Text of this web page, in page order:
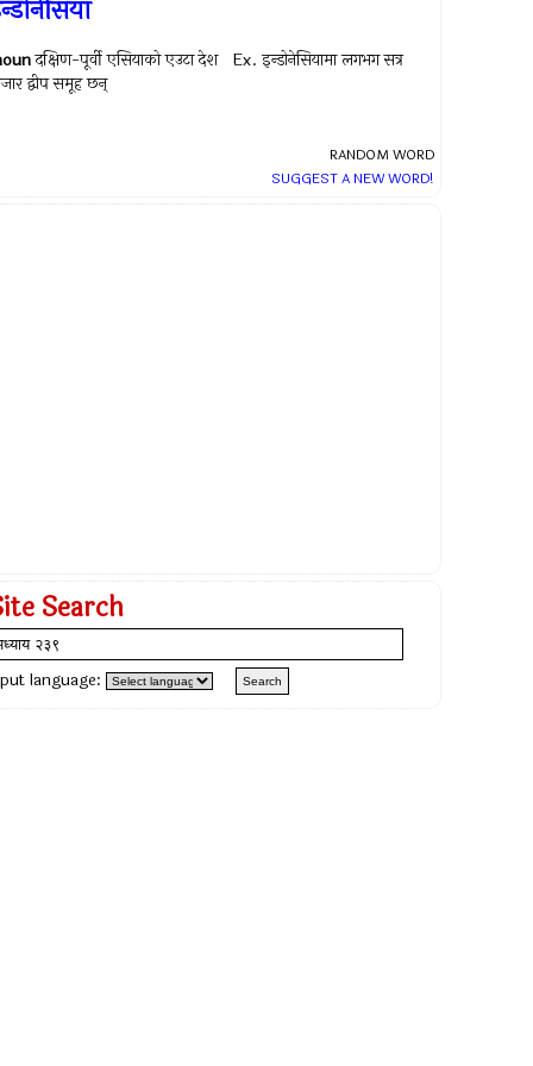
दक्षिण-पूर्वी एसियाको एउटा देश Ex. इन्डोनेसियामा लगभग सत्र
द्वीप समूह छन्
RANDOM WORD
SUGGEST A NEW WORD!
Search
language: